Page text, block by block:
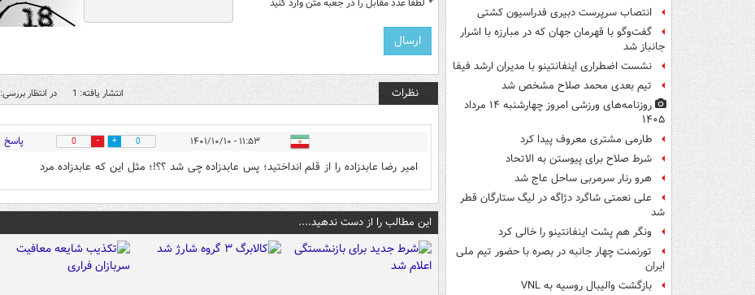
انتصاب سرپرست دبیری فدراسیون کشتی
گفت‌وگو با قهرمان جهان که در مبارزه با اشرار
جانباز شد
نشست اضطراری اینفانتینو با مدیران ارشد فیفا
تیم بعدی محمد صلاح مشخص شد
روزنامه‌های ورزشی امروز چهارشنبه ۱۴ مرداد
۱۴۰۵
طارمی مشتری معروف پیدا کرد
شرط صلاح برای پیوستن به الاتحاد
هرو رنار سرمربی ساحل عاج شد
علی نعمتی شاگرد دژاگه در لیگ ستارگان قطر
شد
ونگر هم پشت اینفانتینو را خالی کرد
تورنمنت چهار جانبه در بصره با حضور تیم ملی
ایران
بازگشت والیبال روسیه به VNL
* لطفا عدد مقابل را در جعبه متن وارد کنید
نظرات انتشار یافته: 1 در انتظار بررسی: 0
۱۱:۵۳ - ۱۴۰۱/۱۰/۱۰ 0
0 پاسخ
امیر رضا عابدزاده را از قلم انداختید؛ پس عابدزاده چی شد ؟؟!؛ مثل این که عابدزاده مرد
این مطالب را از دست ندهید....